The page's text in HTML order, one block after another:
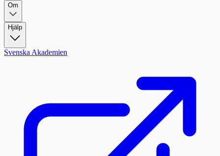
Om
Hjälp
Svenska Akademien